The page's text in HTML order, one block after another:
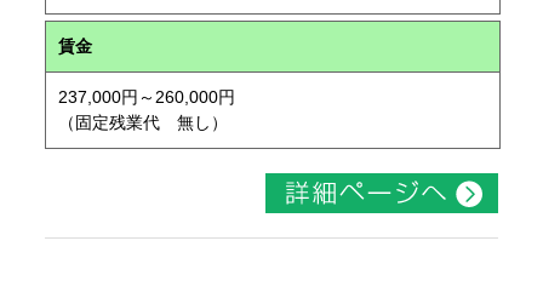
賃金
237,000円～260,000円
（固定残業代 無し）